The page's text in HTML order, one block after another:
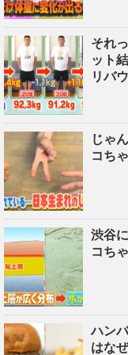
それ
ット
リバ
じゃ
コち
渋谷
コち
ハン
はな